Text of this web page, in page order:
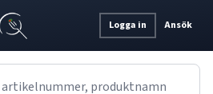
Logga in Ansök